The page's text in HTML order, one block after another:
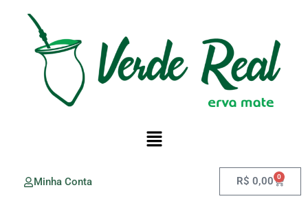
Minha Conta R$ 0,00 0